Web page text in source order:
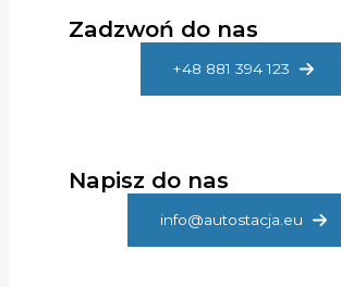
Zadzwoń do nas
+48 881 394 123
Napisz do nas
info@autostacja.eu